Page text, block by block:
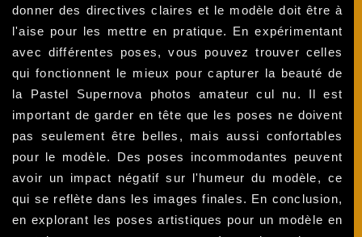
donner des directives claires et le modèle doit être à
l'aise pour les mettre en pratique. En expérimentant
avec différentes poses, vous pouvez trouver celles
qui fonctionnent le mieux pour capturer la beauté de
la Pastel Supernova photos amateur cul nu. Il est
important de garder en tête que les poses ne doivent
pas seulement être belles, mais aussi confortables
pour le modèle. Des poses incommodantes peuvent
avoir un impact négatif sur l'humeur du modèle, ce
qui se reflète dans les images finales. En conclusion,
en explorant les poses artistiques pour un modèle en